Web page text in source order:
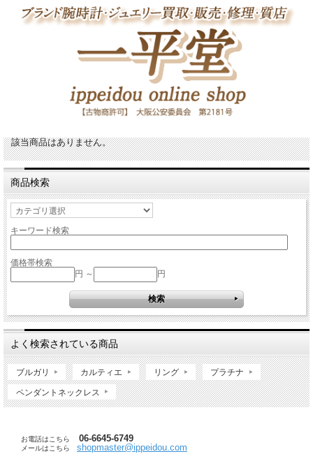
該当商品はありません。
商品検索
キーワード検索
価格帯検索
円 ～
円
よく検索されている商品
ブルガリ カルティエ リング プラチナ
ペンダントネックレス
お電話はこちら 06-6645-6749
メールはこちら shopmaster@ippeidou.com